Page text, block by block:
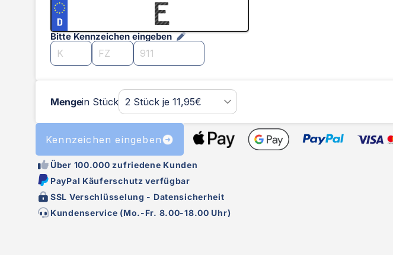
E
Bitte Kennzeichen eingeben
Mengein Stück
Kennzeichen eingeben
Über 100.000 zufriedene Kunden
PayPal Käuferschutz verfügbar
SSL Verschlüsselung - Datensicherheit
Kundenservice (Mo.-Fr. 8.00-18.00 Uhr)